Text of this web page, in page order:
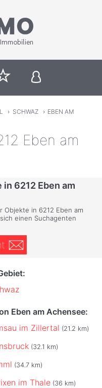
› SCHWAZ › EBEN AM
Eben am
6212 Eben am
Objekte in 6212 Eben am
einen Suchagenten
Eben am Achensee:
im Zillertal (21.2 km)
(32.1 km)
(34.7 km)
im Thale (36 km)